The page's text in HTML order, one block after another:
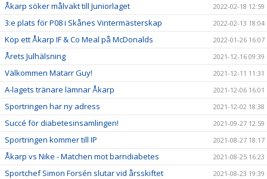
Åkarp söker målvakt till Juniorlaget 2022-02-18 12:59
3:e plats för P08 i Skånes Vintermästerskap 2022-02-13 18:04
Köp ett Åkarp IF & Co Meal på McDonalds 2022-01-26 16:07
Årets Julhälsning 2021-12-16 09:39
Välkommen Matarr Guy! 2021-12-11 11:31
A-lagets tränare lämnar Åkarp 2021-12-06 16:01
Sportringen har ny adress 2021-12-02 18:38
Succé för diabetesinsamlingen! 2021-09-27 12:59
Sportringen kommer till IP 2021-08-27 18:17
Åkarp vs Nike - Matchen mot barndiabetes 2021-08-25 16:23
Sportchef Simon Forsén slutar vid årsskiftet 2021-08-23 19:39